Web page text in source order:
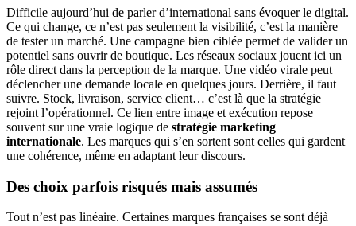
Difficile aujourd’hui de parler d’international sans évoquer le digital.
Ce qui change, ce n’est pas seulement la visibilité, c’est la manière
de tester un marché. Une campagne bien ciblée permet de valider un
potentiel sans ouvrir de boutique. Les réseaux sociaux jouent ici un
rôle direct dans la perception de la marque. Une vidéo virale peut
déclencher une demande locale en quelques jours. Derrière, il faut
suivre. Stock, livraison, service client… c’est là que la stratégie
rejoint l’opérationnel. Ce lien entre image et exécution repose
souvent sur une vraie logique de stratégie marketing
internationale. Les marques qui s’en sortent sont celles qui gardent
une cohérence, même en adaptant leur discours.
Des choix parfois risqués mais assumés
Tout n’est pas linéaire. Certaines marques françaises se sont déjà